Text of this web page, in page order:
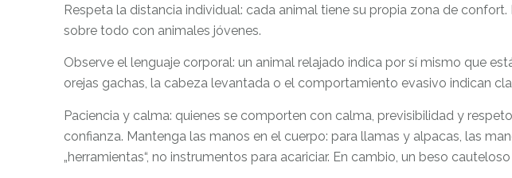
Respeta la distancia individual: cada animal tiene su propia zona de confort.
sobre todo con animales jóvenes.
Observe el lenguaje corporal: un animal relajado indica por sí mismo que
orejas gachas, la cabeza levantada o el comportamiento evasivo indican
Paciencia y calma: quienes se comporten con calma, previsibilidad y
confianza. Mantenga las manos en el cuerpo: para llamas y alpacas, las
„herramientas“, no instrumentos para acariciar. En cambio, un beso